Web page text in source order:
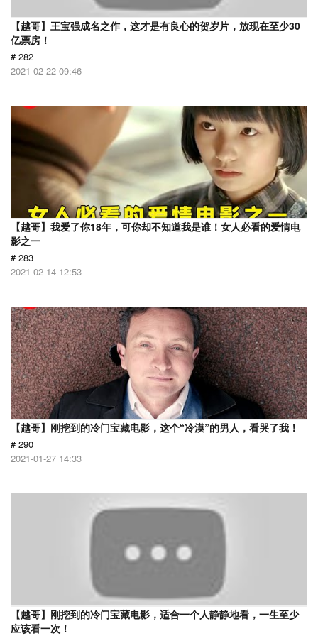
【越哥】王宝强成名之作，这才是有良心的贺岁片，放现在至少30
亿票房！
# 282
2021-02-22 09:46
【越哥】我爱了你18年，可你却不知道我是谁！女人必看的爱情电
影之一
# 283
2021-02-14 12:53
【越哥】刚挖到的冷门宝藏电影，这个“冷漠”的男人，看哭了我！
# 290
2021-01-27 14:33
【越哥】刚挖到的冷门宝藏电影，适合一个人静静地看，一生至少
应该看一次！